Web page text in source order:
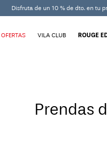
Disfruta de un 10 % de dto. en tu
OFERTAS VILA CLUB ROUGE
Prendas